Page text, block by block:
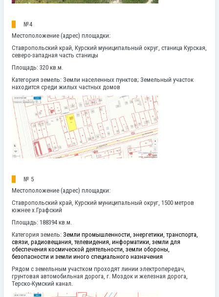
№4
Местоположение (адрес) площадки:
Ставропольский край, Курский муниципальный округ, станица Курская,
северо-западная часть станицы
Площадь: 320 кв.м.
Категория земель: Земли населенных пунктов; Земельный участок
находится среди жилых частных домов
№ 5
Местоположение (адрес) площадки:
Ставропольский край, Курский муниципальный округ, 1500 метров
южнее х.Графский
Площадь: 188394 кв.м.
Категория земель: Земли промышленности, энергетики, транспорта,
связи, радиовещания, телевидения, информатики, земли для
обеспечения космической деятельности, земли обороны,
безопасности и земли иного специального назначения
Рядом с земельным участком проходят линии электропередач,
грунтовая автомобильная дорога, г. Моздок и железная дорога,
Терско-Кумский канал.